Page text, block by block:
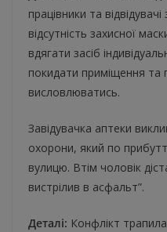
працівники та
відсутність захисної
вдягати засіб
покидати приміщення та
висловлюватись.
Завідувачка аптеки
охорони, який по
вулицю. Втім чоловік
вистрілив в асфальт”.
Деталі: Конфлікт